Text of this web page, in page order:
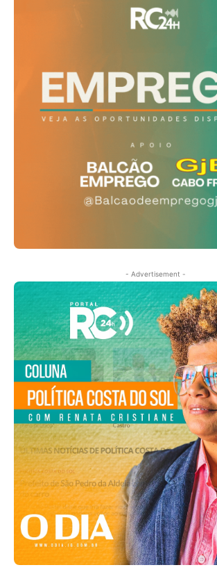
- Advertisement -